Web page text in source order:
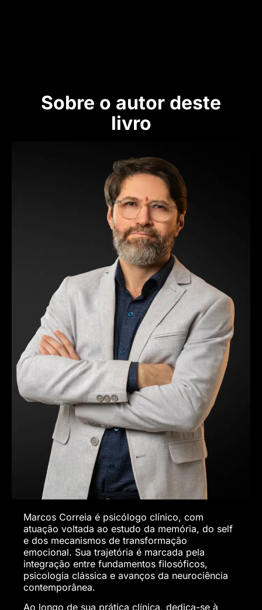
Sobre o autor deste
livro
Marcos Correia é psicólogo clínico, com
atuação voltada ao estudo da memória, do self
e dos mecanismos de transformação
emocional. Sua trajetória é marcada pela
integração entre fundamentos filosóficos,
psicologia clássica e avanços da neurociência
contemporânea.
Ao longo de sua prática clínica, dedica-se à